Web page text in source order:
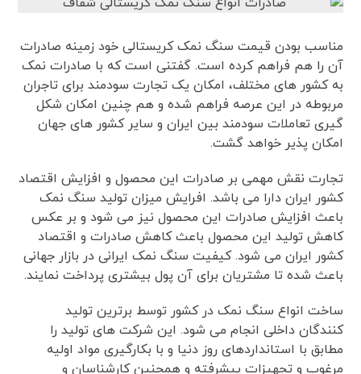
مناسب بودن قیمت سنگ نمک کریستالی خود زمینه صادرات
آن را هم فراهم کرده است. گفتنی است که با صادرات نمک
به کشور های مختلف، امکان یک تجارت سودمند برای تاجران
مربوطه در این عرصه فراهم شده و هم چنین امکان شکل
گیری تعاملات سودمند بین ایران و سایر کشور های جهان
امکان پذیر خواهد گشت.
تجارت نقش مهمی بر صادرات این محصول و افزایش اقتصاد
کشور ایران دارا می باشد. افرایش میزان تولید سنگ نمک
باعث افزایش صادرات این محصول نیز می شود و بر عکس
کاهش تولید این محصول باعث کاهش صادرات و اقتصاد
کشور ایران می شود. کیفیت سنگ نمک ایرانی در بازار جهانی
باعث شده تا مشتریان برای آن پول بیشتری پرداخت نمایند.
ساخت انواع سنگ نمک در کشور توسط برترین تولید
کنندگان داخلی انجام می شود. این شرکت های تولید را
مطابق با استانداردهای روز دنیا و با بکارگیری مواد اولیه
مرغوب و تجهیزات پیشرفته و همچنین کارشناسان و